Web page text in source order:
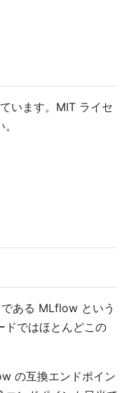
います。MIT ライセ
ある MLflow という
ドではほとんどこの
の互換エンドポイン